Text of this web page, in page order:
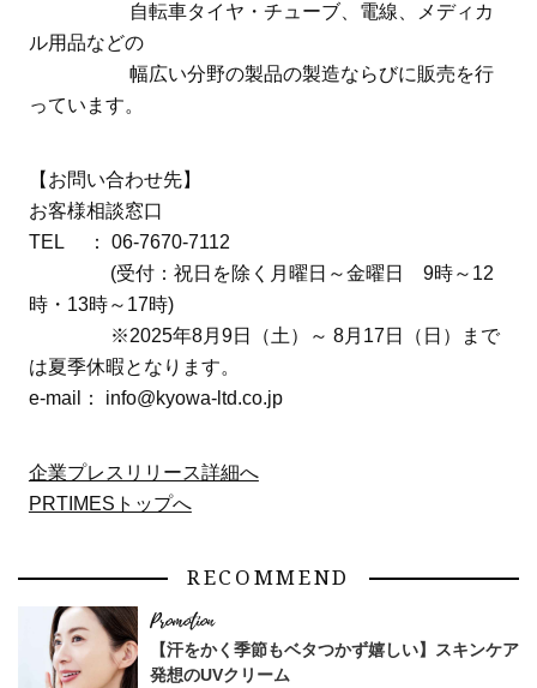
自転車タイヤ・チューブ、電線、メディカ
ル用品などの
幅広い分野の製品の製造ならびに販売を行
っています。
【お問い合わせ先】
お客様相談窓口
TEL ： 06-7670-7112
(受付：祝日を除く月曜日～金曜日 9時～12
時・13時～17時)
※2025年8月9日（土）～ 8月17日（日）まで
は夏季休暇となります。
e-mail： info@kyowa-ltd.co.jp
企業プレスリリース詳細へ
PRTIMESトップへ
RECOMMEND
【汗をかく季節もベタつかず嬉しい】スキンケア
発想のUVクリーム